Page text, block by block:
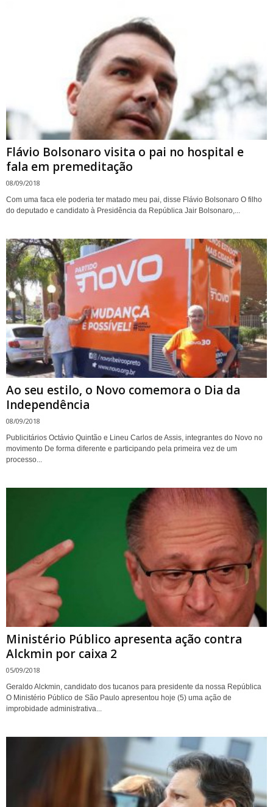
Flávio Bolsonaro visita o pai no hospital e
fala em premeditação
08/09/2018
Com uma faca ele poderia ter matado meu pai, disse Flávio Bolsonaro O filho
do deputado e candidato à Presidência da República Jair Bolsonaro,...
Ao seu estilo, o Novo comemora o Dia da
Independência
08/09/2018
Publicitários Octávio Quintão e Lineu Carlos de Assis, integrantes do Novo no
movimento De forma diferente e participando pela primeira vez de um
processo...
Ministério Público apresenta ação contra
Alckmin por caixa 2
05/09/2018
Geraldo Alckmin, candidato dos tucanos para presidente da nossa República
O Ministério Público de São Paulo apresentou hoje (5) uma ação de
improbidade administrativa...